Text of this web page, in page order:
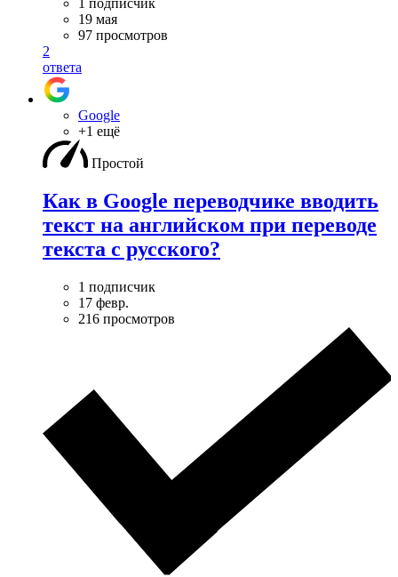
1 подписчик
19 мая
97 просмотров
2
ответа
Google
+1 ещё
Простой
Как в Google переводчике вводить
текст на английском при переводе
текста с русского?
1 подписчик
17 февр.
216 просмотров